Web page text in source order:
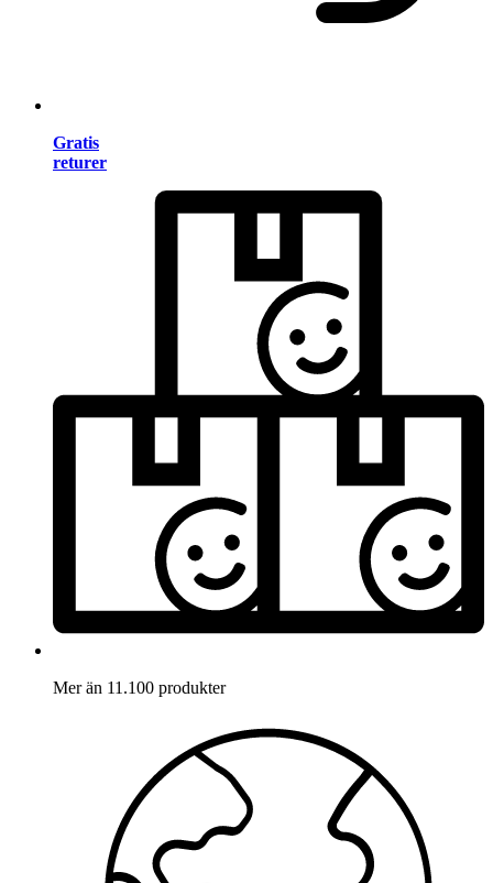
Gratis
returer
Mer än 11.100 produkter